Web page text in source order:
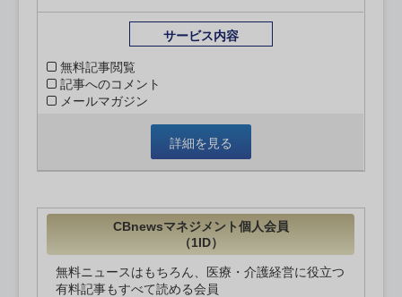
サービス内容
無料記事閲覧
記事へのコメント
メールマガジン
詳細を見る
CBnewsマネジメント個人会員
（1ID）
無料ニュースはもちろん、医療・介護経営に役立つ
有料記事もすべて読める会員